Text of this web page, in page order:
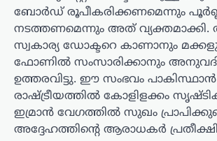
ബോർഡ് രൂപീകരിക്കണമെന്നും
നടത്തണമെന്നും അത് വ്യക്തമാക്കി.
സ്വകാര്യ ഡോക്ടറെ കാണാനും
ഫോണിൽ സംസാരിക്കാനും
ഉത്തരവിട്ടു. ഈ സംഭവം പാകിസ്ഥാൻ
രാഷ്ട്രീയത്തിൽ കോളിളക്കം
ഇമ്രാൻ വേഗത്തിൽ സുഖം
അദ്ദേഹത്തിന്റെ ആരാധകർ